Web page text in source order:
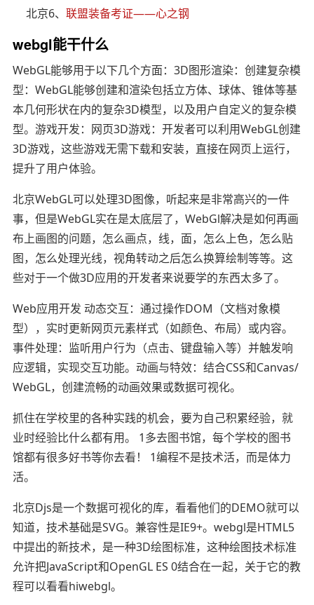
北京6、联盟装备考证——心之钢
webgl能干什么
WebGL能够用于以下几个方面：3D图形渲染：创建复杂模
型：WebGL能够创建和渲染包括立方体、球体、锥体等基
本几何形状在内的复杂3D模型，以及用户自定义的复杂模
型。游戏开发：网页3D游戏：开发者可以利用WebGL创建
3D游戏，这些游戏无需下载和安装，直接在网页上运行，
提升了用户体验。
北京WebGL可以处理3D图像，听起来是非常高兴的一件
事，但是WebGL实在是太底层了，WebGl解决是如何再画
布上画图的问题，怎么画点，线，面，怎么上色，怎么贴
图，怎么处理光线，视角转动之后怎么换算绘制等等。这
些对于一个做3D应用的开发者来说要学的东西太多了。
Web应用开发 动态交互：通过操作DOM（文档对象模
型），实时更新网页元素样式（如颜色、布局）或内容。
事件处理：监听用户行为（点击、键盘输入等）并触发响
应逻辑，实现交互功能。动画与特效：结合CSS和Canvas/
WebGL，创建流畅的动画效果或数据可视化。
抓住在学校里的各种实践的机会，要为自己积累经验，就
业时经验比什么都有用。 1多去图书馆，每个学校的图书
馆都有很多好书等你去看！ 1编程不是技术活，而是体力
活。
北京Djs是一个数据可视化的库，看看他们的DEMO就可以
知道，技术基础是SVG。兼容性是IE9+。webgl是HTML5
中提出的新技术，是一种3D绘图标准，这种绘图技术标准
允许把JavaScript和OpenGL ES 0结合在一起，关于它的教
程可以看看hiwebgl。